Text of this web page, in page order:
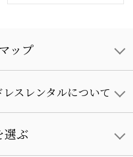
ップ
スレンタルについて
選ぶ